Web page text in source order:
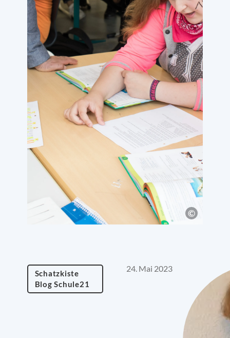
Schatzkiste
Blog Schule21
24. Mai 2023